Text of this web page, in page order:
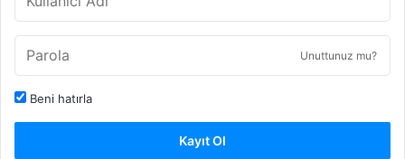
Unuttunuz mu?
Beni hatırla
Kayıt Ol